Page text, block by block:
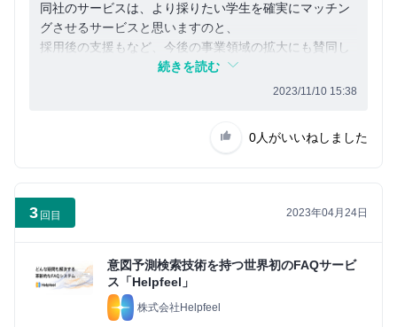
同社のサービスは、より採りたい学生を確実にマッチン
グさせるサービスと思いますのと、
採用後の支援もなど、今後の事業領域の拡大にも賛同し
支援させていただいております。
続きを読む
2023/11/10 15:38
0人がいいねしました
3 回目 2023年04月24日
意図予測検索技術を持つ世界初のFAQサービ
ス「Helpfeel」
株式会社Helpfeel